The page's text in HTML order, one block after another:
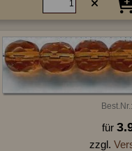
für
zzgl.